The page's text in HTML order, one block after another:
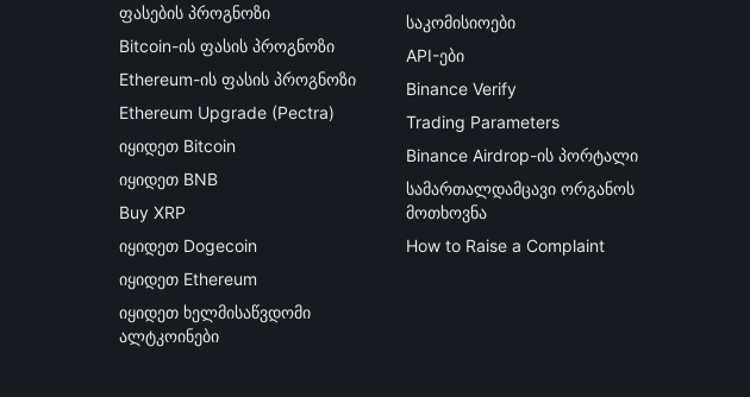
ფასების პროგნოზი
Bitcoin-ის ფასის პროგნოზი
Ethereum-ის ფასის პროგნოზი
Ethereum Upgrade (Pectra)
იყიდეთ Bitcoin
იყიდეთ BNB
Buy XRP
იყიდეთ Dogecoin
იყიდეთ Ethereum
იყიდეთ ხელმისაწვდომი
ალტკოინები
საკომისიოები
API-ები
Binance Verify
Trading Parameters
Binance Airdrop-ის პორტალი
სამართალდამცავი ორგანოს
მოთხოვნა
How to Raise a Complaint